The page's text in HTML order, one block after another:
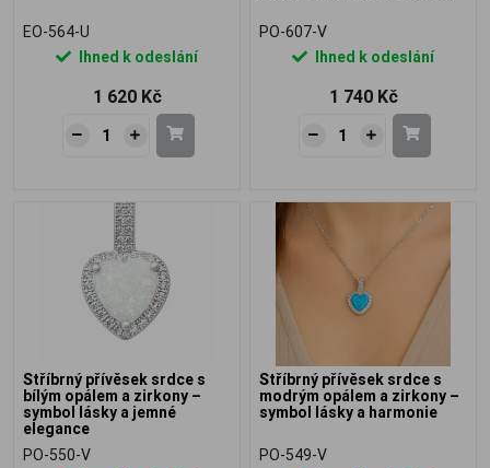
EO-564-U
Ihned k odeslání
1 620 Kč
PO-607-V
Ihned k odeslání
1 740 Kč
Stříbrný přívěsek srdce s
bílým opálem a zirkony –
symbol lásky a jemné
elegance
PO-550-V
Stříbrný přívěsek srdce s
modrým opálem a zirkony –
symbol lásky a harmonie
PO-549-V